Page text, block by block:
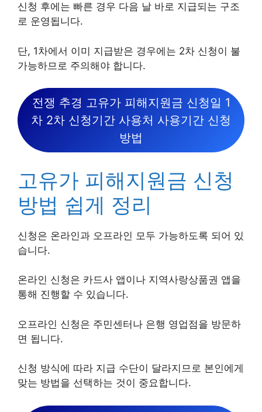
신청 후에는 빠른 경우 다음 날 바로 지급되는 구조
로 운영됩니다.
단, 1차에서 이미 지급받은 경우에는 2차 신청이 불
가능하므로 주의해야 합니다.
전쟁 추경 고유가 피해지원금 신청일 1
차 2차 신청기간 사용처 사용기간 신청
방법
고유가 피해지원금 신청
방법 쉽게 정리
신청은 온라인과 오프라인 모두 가능하도록 되어 있
습니다.
온라인 신청은 카드사 앱이나 지역사랑상품권 앱을
통해 진행할 수 있습니다.
오프라인 신청은 주민센터나 은행 영업점을 방문하
면 됩니다.
신청 방식에 따라 지급 수단이 달라지므로 본인에게
맞는 방법을 선택하는 것이 중요합니다.